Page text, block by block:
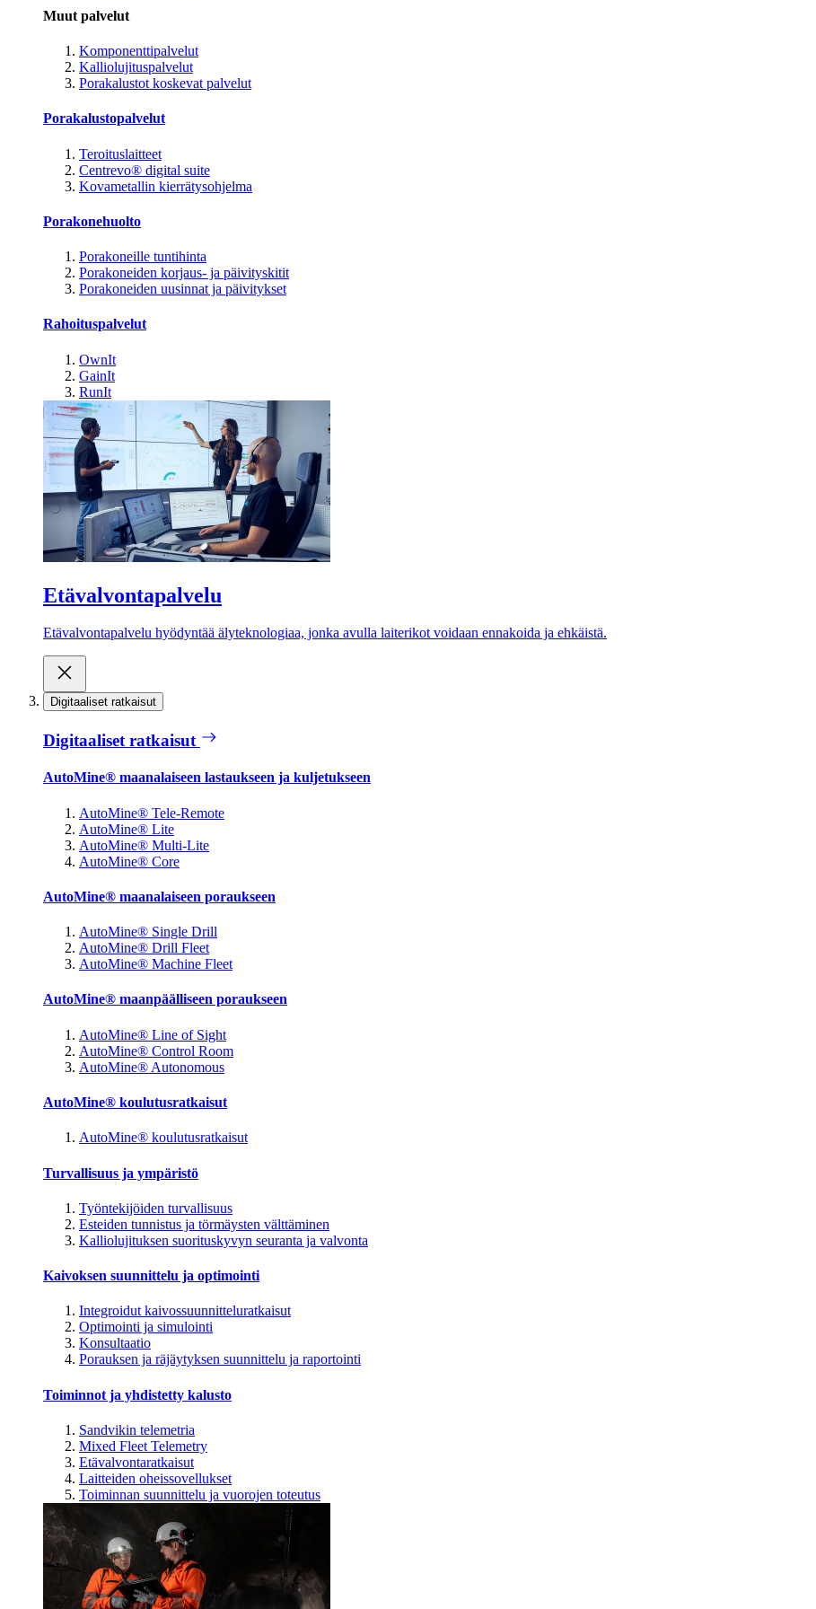
Muut palvelut
Komponenttipalvelut
Kalliolujituspalvelut
Porakalustot koskevat palvelut
Porakalustopalvelut
Teroituslaitteet
Centrevo® digital suite
Kovametallin kierrätysohjelma
Porakonehuolto
Porakoneille tuntihinta
Porakoneiden korjaus- ja päivityskitit
Porakoneiden uusinnat ja päivitykset
Rahoituspalvelut
OwnIt
GainIt
RunIt
Etävalvontapalvelu
Etävalvontapalvelu hyödyntää älyteknologiaa, jonka avulla laiterikot voidaan ennakoida ja ehkäistä.
Digitaaliset ratkaisut
Digitaaliset ratkaisut
AutoMine® maanalaiseen lastaukseen ja kuljetukseen
AutoMine® Tele-Remote
AutoMine® Lite
AutoMine® Multi-Lite
AutoMine® Core
AutoMine® maanalaiseen poraukseen
AutoMine® Single Drill
AutoMine® Drill Fleet
AutoMine® Machine Fleet
AutoMine® maanpäälliseen poraukseen
AutoMine® Line of Sight
AutoMine® Control Room
AutoMine® Autonomous
AutoMine® koulutusratkaisut
AutoMine® koulutusratkaisut
Turvallisuus ja ympäristö
Työntekijöiden turvallisuus
Esteiden tunnistus ja törmäysten välttäminen
Kalliolujituksen suorituskyvyn seuranta ja valvonta
Kaivoksen suunnittelu ja optimointi
Integroidut kaivossuunnitteluratkaisut
Optimointi ja simulointi
Konsultaatio
Porauksen ja räjäytyksen suunnittelu ja raportointi
Toiminnot ja yhdistetty kalusto
Sandvikin telemetria
Mixed Fleet Telemetry
Etävalvontaratkaisut
Laitteiden oheissovellukset
Toiminnan suunnittelu ja vuorojen toteutus